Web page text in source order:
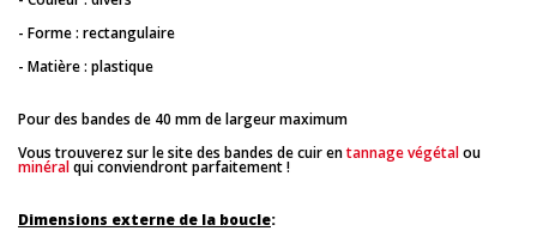
- Forme : rectangulaire
- Matière : plastique
Pour des bandes de 40 mm de largeur maximum
Vous trouverez sur le site des bandes de cuir entannage végétalou
minéralqui conviendront parfaitement !
Dimensions externe de la boucle: